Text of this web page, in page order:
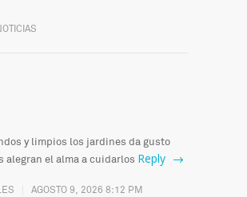
y limpios los jardines da gusto
alegran el alma a cuidarlos Reply
AGOSTO 9, 2026 8:12 PM